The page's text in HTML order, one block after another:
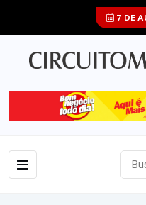
7 DE